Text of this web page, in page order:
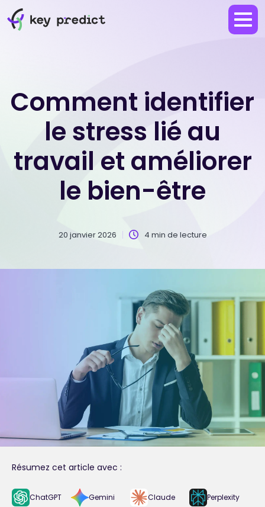
Comment identifier
le stress lié au
travail et améliorer
le bien-être
20 janvier 2026 4 min de lecture
Résumez cet article avec :
ChatGPT Gemini Claude Perplexity